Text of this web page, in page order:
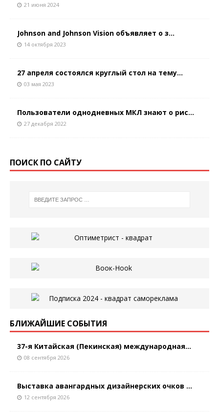
21 июня 2024
Johnson and Johnson Vision объявляет о з...
14 октября 2023
27 апреля состоялся круглый стол на тему...
03 мая 2023
Пользователи однодневных МКЛ знают о рис...
27 декабря 2022
ПОИСК ПО САЙТУ
БЛИЖАЙШИЕ СОБЫТИЯ
37-я Китайская (Пекинская) международная...
08 сентября 2026
Выставка авангардных дизайнерских очков ...
12 сентября 2026